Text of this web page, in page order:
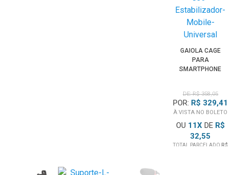
GAIOLA CAGE
PARA
SMARTPHONE
MOBILE
UNIVERSAL
DE: R$ 358,05
POR: R$ 329,41
À VISTA NO BOLETO
OU 11XDE R$
32,55
TOTAL PARCELADO R$